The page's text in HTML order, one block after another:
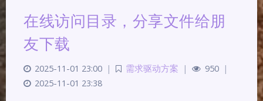
在线访问目录，分享文件给朋
友下载
2025-11-01 23:00 | 需求驱动方案 | 950 |
2025-11-01 23:38